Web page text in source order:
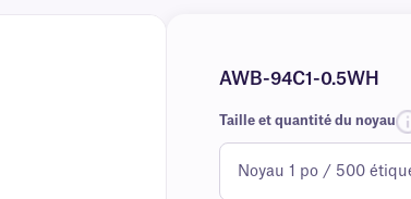
AWB-94C1-0.5WH
Taille et quantité du noyau